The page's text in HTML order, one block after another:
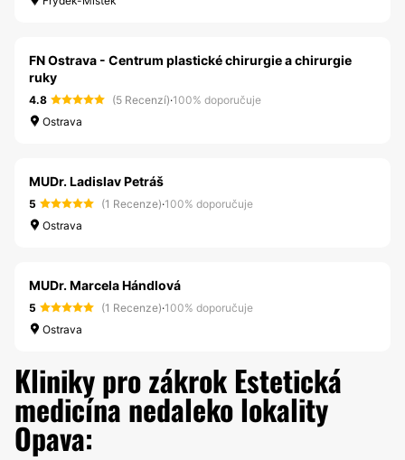
FN Ostrava - Centrum plastické chirurgie a chirurgie
ruky
4.8 (5 Recenzí)·100% doporučuje
Ostrava
MUDr. Ladislav Petráš
5 (1 Recenze)·100% doporučuje
Ostrava
MUDr. Marcela Hándlová
5 (1 Recenze)·100% doporučuje
Ostrava
Kliniky pro zákrok Estetická
medicína nedaleko lokality
Opava: